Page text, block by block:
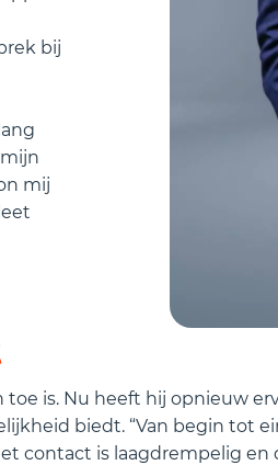
bij
mij
is. Nu heeft hij opnieuw
biedt. “Van begin tot
contact is laagdrempelig en